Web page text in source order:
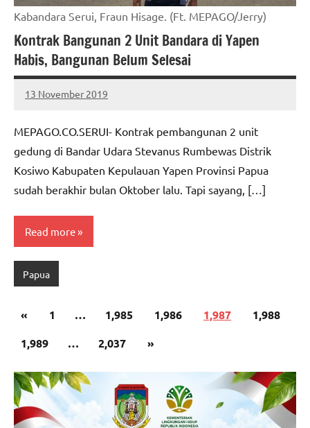
Kabandara Serui, Fraun Hisage. (Ft. MEPAGO/Jerry)
Kontrak Bangunan 2 Unit Bandara di Yapen
Habis, Bangunan Belum Selesai
13 November 2019
MEPAGO
No
MEPAGO.CO.SERUI- Kontrak pembangunan 2 unit
gedung di Bandar Udara Stevanus Rumbewas Distrik
Kosiwo Kabupaten Kepulauan Yapen Provinsi Papua
sudah berakhir bulan Oktober lalu. Tapi sayang, […]
Read more
Papua
Paginasi
pos
«Previous
1 … 1,985 1,986 1,987
1,988
1,989
… 2,037
Next
»